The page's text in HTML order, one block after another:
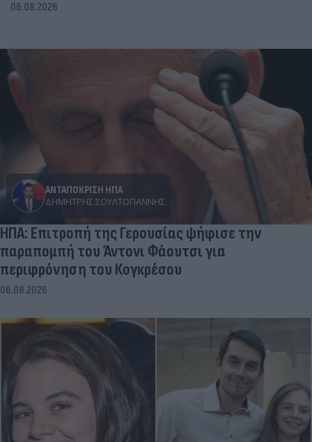
06.08.2026
ΑΝΤΑΠΟΚΡΙΣΗ ΗΠΑ
ΔΗΜΉΤΡΗΣ ΣΟΥΛΤΟΓΙΆΝΝΗΣ
ΗΠΑ: Επιτροπή της Γερουσίας ψήφισε την
παραπομπή του Άντονι Φάουτσι για
περιφρόνηση του Κογκρέσου
06.08.2026